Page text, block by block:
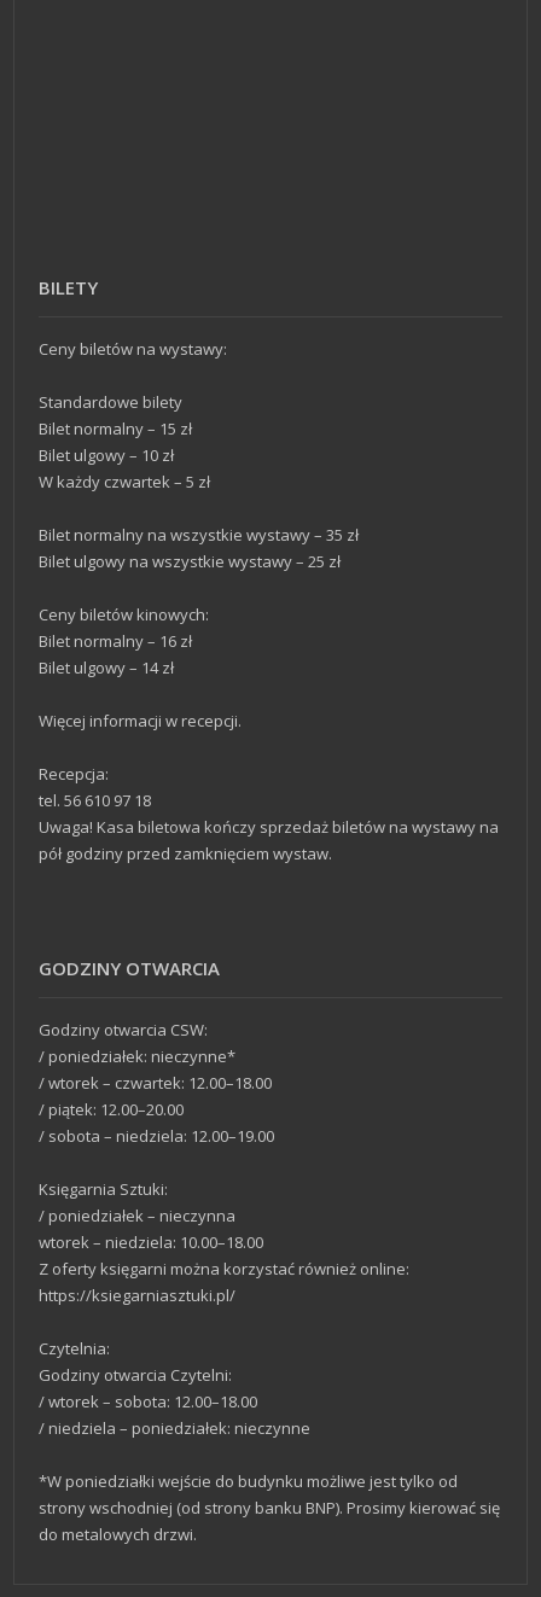
BILETY
Ceny biletów na wystawy:
Standardowe bilety
Bilet normalny – 15 zł
Bilet ulgowy – 10 zł
W każdy czwartek – 5 zł
Bilet normalny na wszystkie wystawy – 35 zł
Bilet ulgowy na wszystkie wystawy – 25 zł
Ceny biletów kinowych:
Bilet normalny – 16 zł
Bilet ulgowy – 14 zł
Więcej informacji w recepcji.
Recepcja:
tel. 56 610 97 18
Uwaga! Kasa biletowa kończy sprzedaż biletów na wystawy na
pół godziny przed zamknięciem wystaw.
GODZINY OTWARCIA
Godziny otwarcia CSW:
/ poniedziałek: nieczynne*
/ wtorek – czwartek: 12.00–18.00
/ piątek: 12.00–20.00
/ sobota – niedziela: 12.00–19.00
Księgarnia Sztuki:
/ poniedziałek – nieczynna
wtorek – niedziela: 10.00–18.00
Z oferty księgarni można korzystać również online:
https://ksiegarniasztuki.pl/
Czytelnia:
Godziny otwarcia Czytelni:
/ wtorek – sobota: 12.00–18.00
/ niedziela – poniedziałek: nieczynne
*W poniedziałki wejście do budynku możliwe jest tylko od
strony wschodniej (od strony banku BNP). Prosimy kierować się
do metalowych drzwi.